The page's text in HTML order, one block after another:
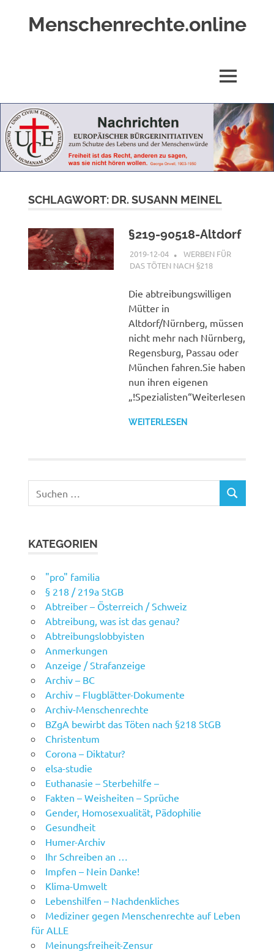
Menschenrechte.online
Geborene
wie
für
Ungeborene
MENÜ
SCHLAGWORT: DR. SUSANN MEINEL
§219-90518-Altdorf
2019-12-04 G A
WERBEN FÜR
DAS TÖTEN NACH §218
Die abtreibungswilligen
Mütter in
Altdorf/Nürnberg, müssen
nicht mehr nach Nürnberg,
Regensburg, Passau oder
München fahren.Sie haben
nun ihren eigenen
„!Spezialisten“Weiterlesen
WEITERLESEN
nach:
SUCHEN
KATEGORIEN
"pro" familia
§ 218 / 219a StGB
Abtreiber – Österreich / Schweiz
Abtreibung, was ist das genau?
Abtreibungslobbyisten
Anmerkungen
Anzeige / Strafanzeige
Archiv – BC
Archiv – Flugblätter-Dokumente
Archiv-Menschenrechte
BZgA bewirbt das Töten nach §218 StGB
Christentum
Corona – Diktatur?
elsa-studie
Euthanasie – Sterbehilfe –
Fakten – Weisheiten – Sprüche
Gender, Homosexualität, Pädophilie
Gesundheit
Humer-Archiv
Ihr Schreiben an …
Impfen – Nein Danke!
Klima-Umwelt
Lebenshilfen – Nachdenkliches
Mediziner gegen Menschenrechte auf Leben
für ALLE
Meinungsfreiheit-Zensur